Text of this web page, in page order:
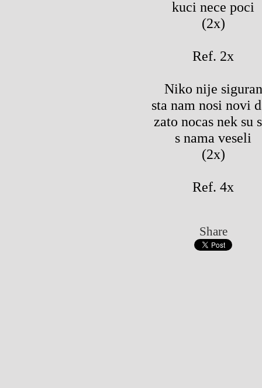
kuci nece poci
(2x)
Ref. 2x
Niko nije siguran
sta nam nosi novi
zato nocas nek su
s nama veseli
(2x)
Ref. 4x
Share